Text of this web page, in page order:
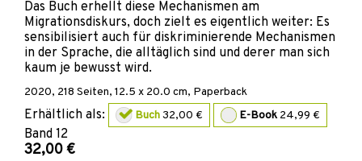
Das Buch erhellt diese Mechanismen am
Migrationsdiskurs, doch zielt es eigentlich weiter: Es
sensibilisiert auch für diskriminierende Mechanismen
in der Sprache, die alltäglich sind und derer man sich
kaum je bewusst wird.
2020, 218 Seiten, 12.5 x 20.0 cm, Paperback
Erhältlich als: Buch32,00 € E-Book 24,99 €
Band 12
32,00 €